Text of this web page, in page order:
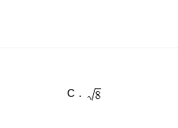
C．